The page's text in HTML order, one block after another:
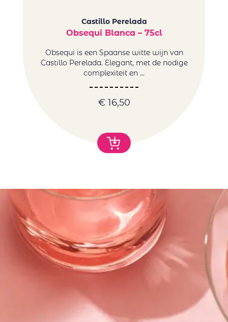
Castillo Perelada
Obsequi Blanca – 75cl
Obsequi is een Spaanse witte wijn van
Castillo Perelada. Elegant, met de nodige
complexiteit en ...
€16,50